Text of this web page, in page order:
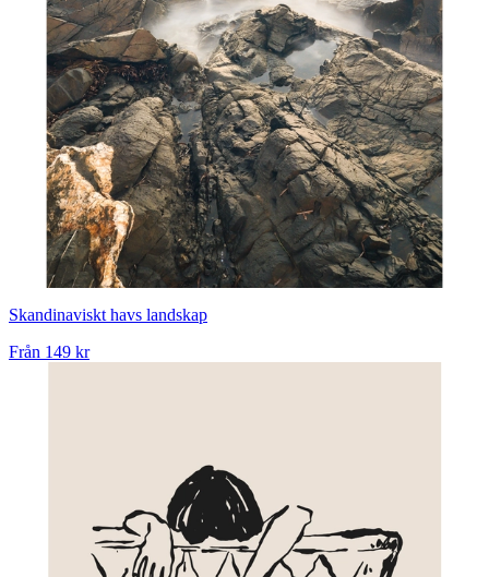
Skandinaviskt havs landskap
Från 149 kr